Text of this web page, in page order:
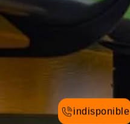
indisponible